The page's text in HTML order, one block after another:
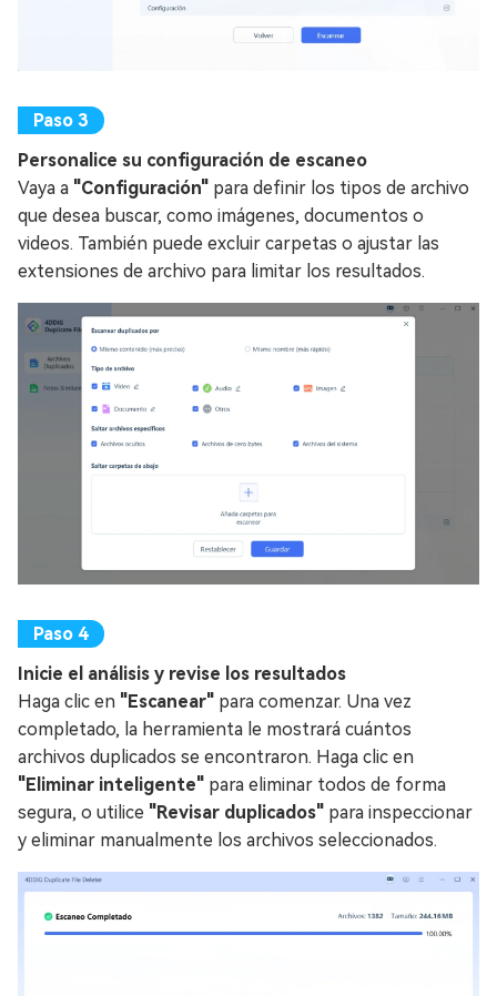
Personalice su configuración de escaneo
Vaya a "Configuración" para definir los tipos de archivo
que desea buscar, como imágenes, documentos o
videos. También puede excluir carpetas o ajustar las
extensiones de archivo para limitar los resultados.
Inicie el análisis y revise los resultados
Haga clic en "Escanear" para comenzar. Una vez
completado, la herramienta le mostrará cuántos
archivos duplicados se encontraron. Haga clic en
"Eliminar inteligente" para eliminar todos de forma
segura, o utilice "Revisar duplicados" para inspeccionar
y eliminar manualmente los archivos seleccionados.